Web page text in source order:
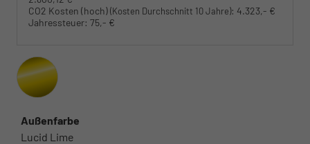
CO2 Kosten (hoch)(Kosten Durchschnitt 10 Jahre): 4.323,- €
Jahressteuer: 75,- €
Außenfarbe
Lucid Lime